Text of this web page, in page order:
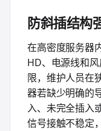
防斜插结构
在高密度服务器
HD、电源线和
限，维护人员在
器若缺少明确的
入、未完全插入
信号接触不稳定